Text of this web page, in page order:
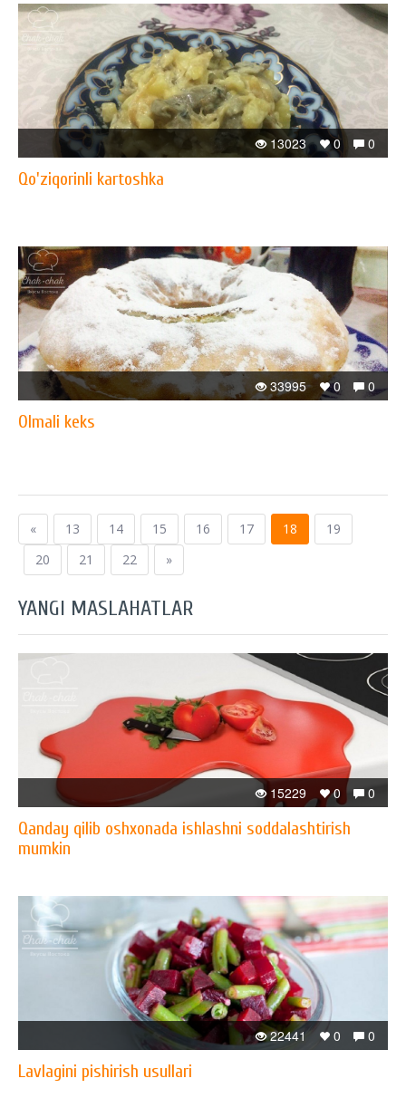
0
0
13023
Qo'ziqorinli kartoshka
0
0
33995
Olmali keks
« 13 14 15 16 17 18
19
20
21 22 »
YANGI MASLAHATLAR
0
0
15229
Qanday qilib oshxonada ishlashni soddalashtirish
mumkin
0
0
22441
Lavlagini pishirish usullari